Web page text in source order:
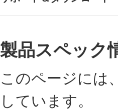
製品スペック
このページには
しています。